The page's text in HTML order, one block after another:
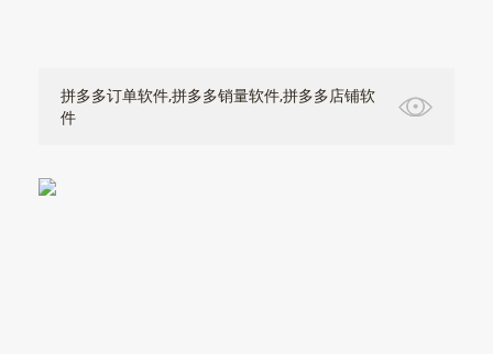
拼多多订单软件,拼多多销量软件,拼多多店铺软
件